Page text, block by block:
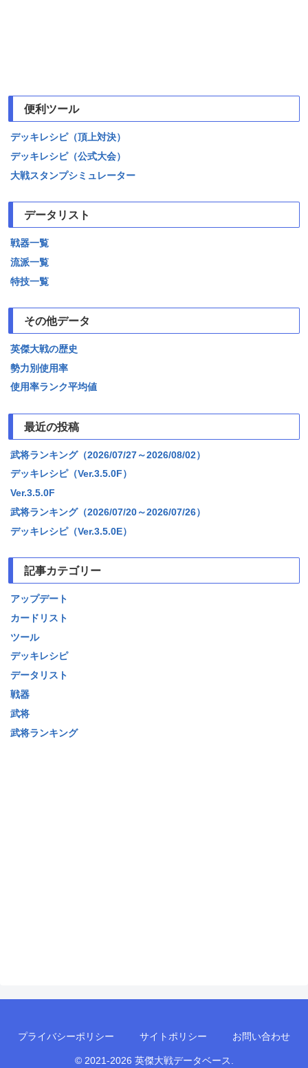
便利ツール
デッキレシピ（頂上対決）
デッキレシピ（公式大会）
大戦スタンプシミュレーター
データリスト
戦器一覧
流派一覧
特技一覧
その他データ
英傑大戦の歴史
勢力別使用率
使用率ランク平均値
最近の投稿
武将ランキング（2026/07/27～2026/08/02）
デッキレシピ（Ver.3.5.0F）
Ver.3.5.0F
武将ランキング（2026/07/20～2026/07/26）
デッキレシピ（Ver.3.5.0E）
記事カテゴリー
アップデート
カードリスト
ツール
デッキレシピ
データリスト
戦器
武将
武将ランキング
プライバシーポリシー サイトポリシー お問い合わせ
© 2021-2026 英傑大戦データベース.